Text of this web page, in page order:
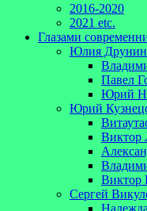
2016-2020
2021 etc.
Глазами
Юлия
Павел
Юрий
Юрий
Виктор
Виктор
Сергей